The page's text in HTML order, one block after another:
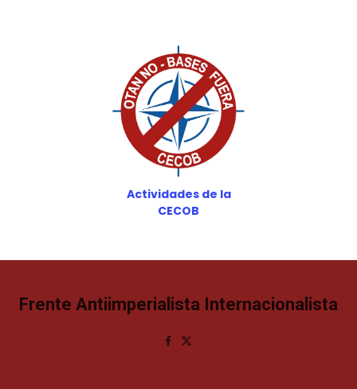
Actividades de la
CECOB
Frente Antiimperialista Internacionalista